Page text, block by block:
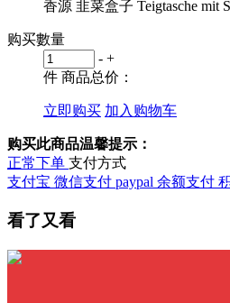
香源 韭菜盒子 Teigtasche mit
购买數量
- +
件 商品总价：
立即购买 加入购物车
购买此商品温馨提示：
正常下单 支付方式
支付宝 微信支付 paypal 余额支付
看了又看